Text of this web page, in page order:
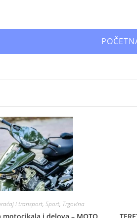
i transport,Sport, Trgovina